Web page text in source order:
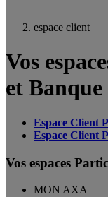
espace client
Vos
et Banque
Espace Client
Espace Client
Vos espaces
MON AXA